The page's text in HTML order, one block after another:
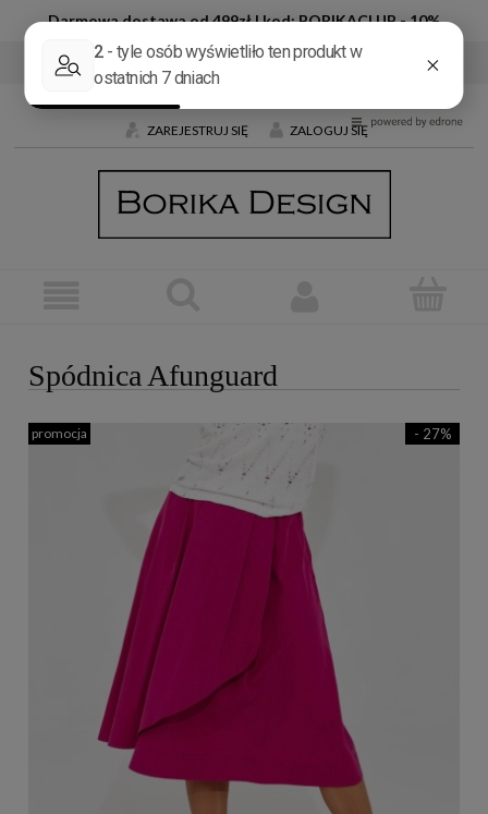
Darmowa dostawa od 499zł | kod: BORIKACLUB - 10%
Tel:+48 600 032 226 E-mail:butik@borika.pl
ZAREJESTRUJ SIĘ ZALOGUJ SIĘ
Spódnica Afunguard
promocja - 27%